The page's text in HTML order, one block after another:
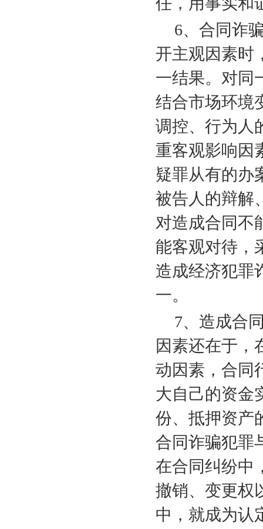
6、合同诈
开主观因素时
一结果。对同
结合市场环境
调控、行为人
重客观影响因
疑罪从有的办
被告人的辩解
对造成合同不
能客观对待，
造成经济犯罪
一。
7、造成合
因素还在于，
动因素，合同
大自己的资金
份、抵押资产
合同诈骗犯罪
在合同纠纷中
撤销、变更权
中，就成为认